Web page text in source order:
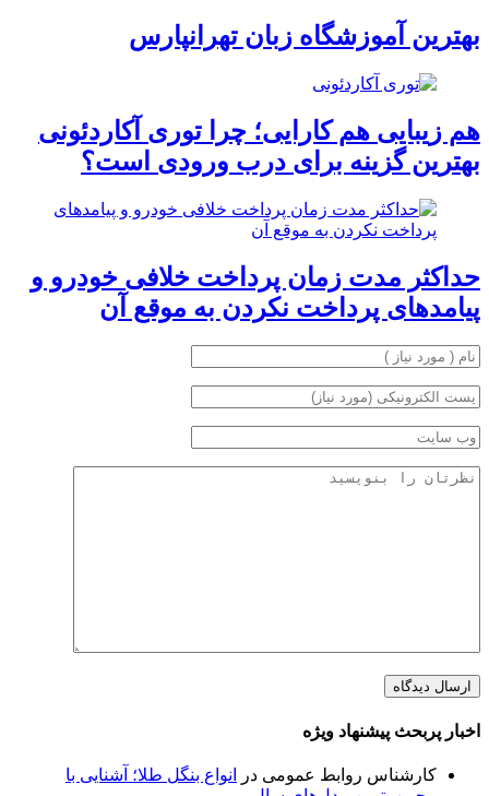
بهترین آموزشگاه زبان تهرانپارس
هم زیبایی هم کارایی؛ چرا توری آکاردئونی
بهترین گزینه برای درب ورودی است؟
حداکثر مدت زمان پرداخت خلافی خودرو و
پیامدهای پرداخت نکردن به موقع آن
اخبار پربحث پیشنهاد ویژه
کارشناس روابط عمومی در
انواع بنگل طلا؛ آشنایی با